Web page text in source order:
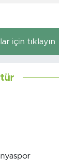
için tıklayın